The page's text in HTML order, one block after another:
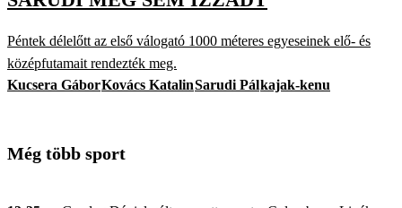
Péntek délelőtt az első válogató 1000 méteres egyeseinek elő- és
középfutamait rendezték meg.
Kucsera GáborKovács KatalinSarudi Pálkajak-kenu
Még több sport